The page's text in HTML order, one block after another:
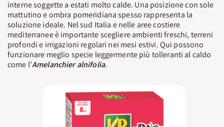
interne soggette a estati molto calde. Una posizione con sole
mattutino e ombra pomeridiana spesso rappresenta la
soluzione ideale. Nel sud Italia e nelle aree costiere
mediterranee è importante scegliere ambienti freschi, terreni
profondi e irrigazioni regolari nei mesi estivi. Qui possono
funzionare meglio specie leggermente più tolleranti al caldo
come l’Amelanchier alnifolia.